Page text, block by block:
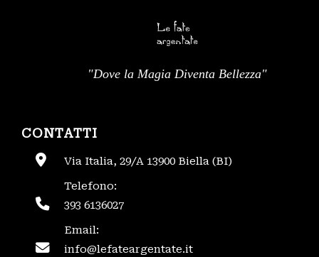
"Dove la Magia Diventa Bellezza"
CONTATTI
Via Italia, 29/A 13900 Biella (BI)
Telefono:
393 6136027
Email:
info@lefateargentate.it